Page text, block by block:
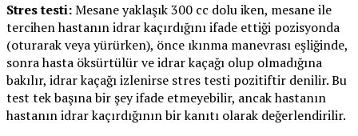
Stres testi:Mesane yaklaşık 300 cc dolu iken, mesane ile
tercihen hastanın idrar kaçırdığını ifade ettiği pozisyonda
(oturarak veya yürürken), önce ıkınma manevrası eşliğinde,
sonra hasta öksürtülür ve idrar kaçağı olup olmadığına
bakılır, idrar kaçağı izlenirse stres testi pozitiftir denilir. Bu
test tek başına bir şey ifade etmeyebilir, ancak hastanın
hastanın idrar kaçırdığının bir kanıtı olarak değerlendirilir.